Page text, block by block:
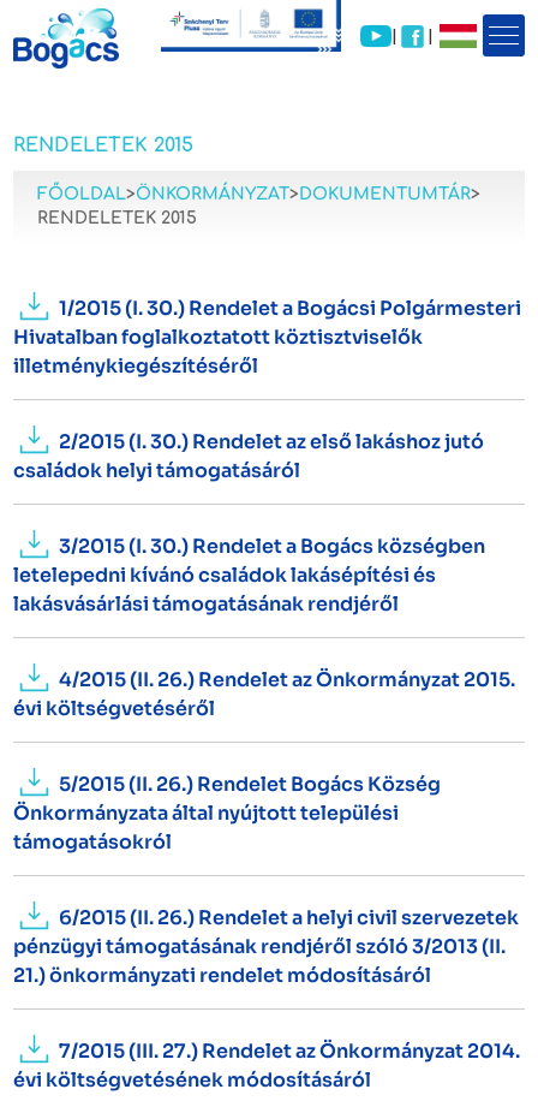
| |
RENDELETEK 2015
FŐOLDAL>ÖNKORMÁNYZAT>DOKUMENTUMTÁR>
RENDELETEK 2015
1/2015 (I. 30.) Rendelet a Bogácsi Polgármesteri
Hivatalban foglalkoztatott köztisztviselők
illetménykiegészítéséről
2/2015 (I. 30.) Rendelet az első lakáshoz jutó
családok helyi támogatásáról
3/2015 (I. 30.) Rendelet a Bogács községben
letelepedni kívánó családok lakásépítési és
lakásvásárlási támogatásának rendjéről
4/2015 (II. 26.) Rendelet az Önkormányzat 2015.
évi költségvetéséről
5/2015 (II. 26.) Rendelet Bogács Község
Önkormányzata által nyújtott települési
támogatásokról
6/2015 (II. 26.) Rendelet a helyi civil szervezetek
pénzügyi támogatásának rendjéről szóló 3/2013 (II.
21.) önkormányzati rendelet módosításáról
7/2015 (III. 27.) Rendelet az Önkormányzat 2014.
évi költségvetésének módosításáról